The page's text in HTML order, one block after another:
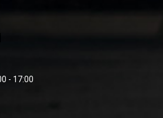
- 17:00